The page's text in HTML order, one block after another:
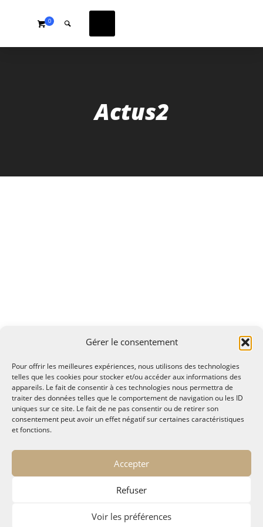
Gérer le consentement
Pour offrir les meilleures expériences, nous utilisons des technologies
telles que les cookies pour stocker et/ou accéder aux informations des
appareils. Le fait de consentir à ces technologies nous permettra de
traiter des données telles que le comportement de navigation ou les ID
uniques sur ce site. Le fait de ne pas consentir ou de retirer son
consentement peut avoir un effet négatif sur certaines caractéristiques
et fonctions.
Accepter
Refuser
Voir les préférences
0
Actus2
© MALTAE, Mémoire A Lire, Territoire A l'Ecoute / 1995-
2025
32, chemin Saint Lazare - Hyères 83400
maltae2(arobase)gmail.com